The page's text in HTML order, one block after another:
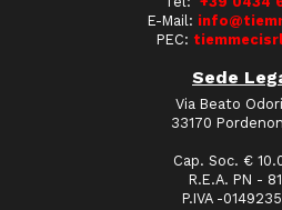
E-Mail:
PEC:
Sede
Via Beato
33170
Cap. Soc. €
R.E.A. PN -
P.IVA -